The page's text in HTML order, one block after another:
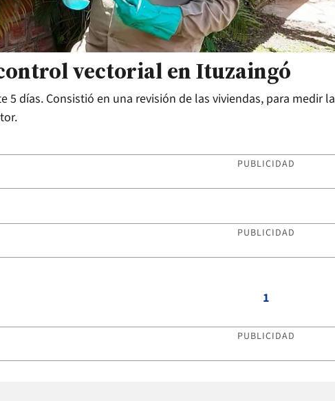
vectorial en Ituzaingó
5 días. Consistió en una revisión de las viviendas, para medir la
PUBLICIDAD
PUBLICIDAD
1
PUBLICIDAD